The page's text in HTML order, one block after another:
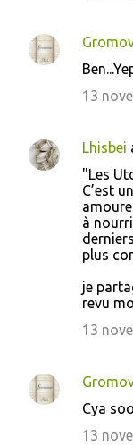
13
Lhisbei
"Les
C’est
à
plus
je
revu
13
Cya
13